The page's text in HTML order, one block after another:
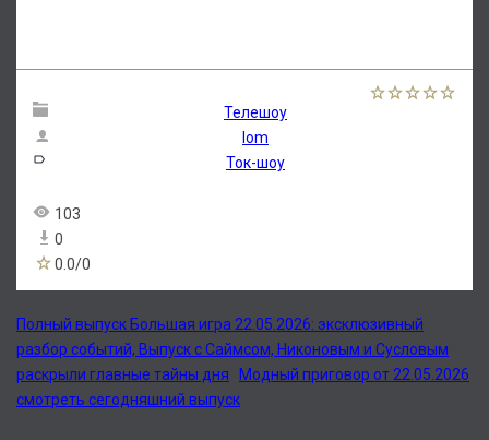
Телешоу
lom
Ток-шоу
103
0
0.0/0
Полный выпуск Большая игра 22.05.2026: эксклюзивный
разбор событий, Выпуск с Саймсом, Никоновым и Сусловым
раскрыли главные тайны дня
Модный приговор от 22.05.2026
смотреть сегодняшний выпуск